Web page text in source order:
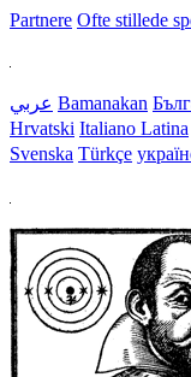
Partnere Ofte stillede
عربي Bamanakan
Hrvatski Italiano Latina
Svenska Türkçe